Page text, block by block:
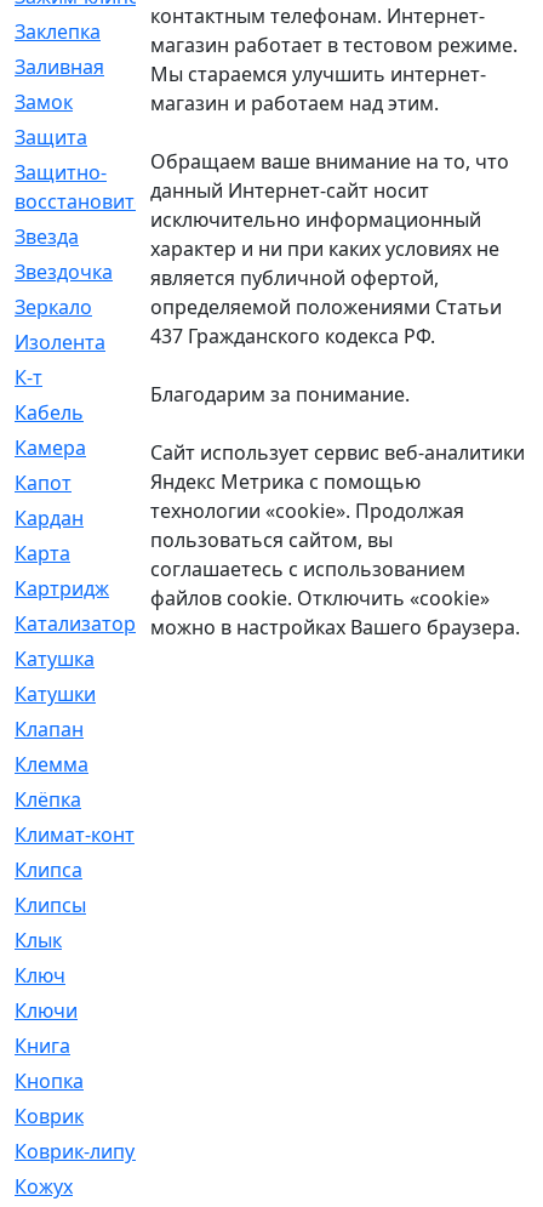
Заклепка
[1]
Заливная
[4]
Замок
[12]
Защита
Защитно-
восстановительный
[4]
Звезда
Звездочка
[5]
Зеркало
[369]
Изолента
[1]
К-т
Кабель
[50]
Камера
[4]
Капот
[144]
Кардан
[131]
Карта
[2]
Картридж
[250]
Катализатор
[1]
Катушка
Катушки
Клапан
Клемма
Клёпка
Климат-контроль
Клипса
Клипсы
Клык
Ключ
Ключи
Книга
Кнопка
Коврик
Коврик-липучка
Кожух
контактным телефонам. Интернет-
магазин работает в тестовом режиме.
Мы стараемся улучшить интернет-
магазин и работаем над этим.
Обращаем ваше внимание на то, что
данный Интернет-сайт носит
исключительно информационный
характер и ни при каких условиях не
является публичной офертой,
определяемой положениями Статьи
437 Гражданского кодекса РФ.
Благодарим за понимание.
Сайт использует сервис веб-аналитики
Яндекс Метрика с помощью
технологии «cookie». Продолжая
пользоваться сайтом, вы
соглашаетесь с использованием
файлов cookie. Отключить «cookie»
можно в настройках Вашего браузера.